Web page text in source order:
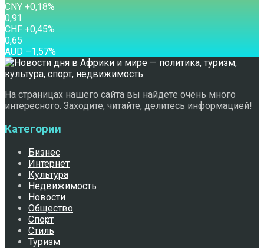
CNY +0,18%
0,91
CHF +0,45%
0,65
AUD –1,57%
На страницах нашего сайта вы найдете очень много
интересного. Заходите, читайте, делитесь информацией!
Категории
Бизнес
Интернет
Культура
Недвижимость
Новости
Общество
Спорт
Стиль
Туризм